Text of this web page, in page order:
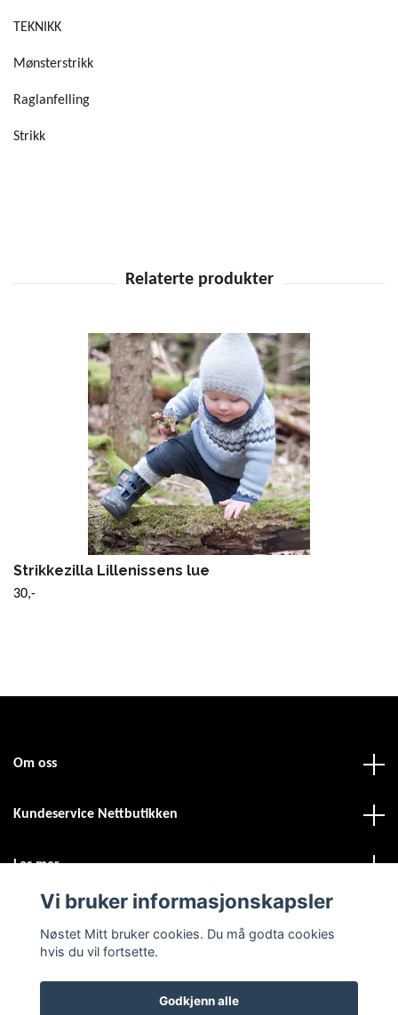
TEKNIKK
Mønsterstrikk
Raglanfelling
Strikk
Strikkezilla Lillenissens lue
30,-
Om oss
Kundeservice Nettbutikken
Les mer
Vi bruker informasjonskapsler
Nøstet Mitt bruker cookies. Du må godta cookies
hvis du vil fortsette.
Godkjenn alle